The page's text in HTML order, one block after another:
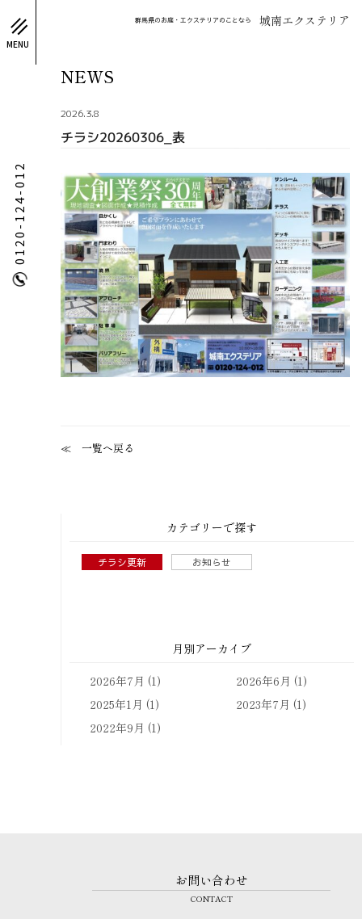
群馬県のお庭・エクステリアのことなら 城南エクステリア
MENU
0120-124-012
NEWS
2026.3.8
チラシ20260306_表
一覧へ戻る
カテゴリーで探す
チラシ更新 お知らせ
月別アーカイブ
2026年7月 (1) 2026年6月 (1)
2025年1月 (1) 2023年7月 (1)
2022年9月 (1)
お問い合わせ
CONTACT